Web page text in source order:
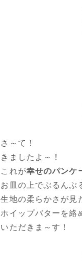
さ～て！
きましたよ～！
これが幸せのパンケ
お皿の上でぶるんぶ
生地の柔らかさが見
ホイップバターを絡
いただきま～す！